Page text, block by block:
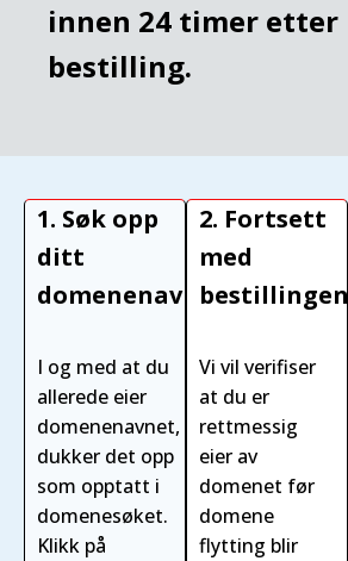
innen 24 timer etter
bestilling.
1. Søk opp
ditt
domenenavn
I og med at du
allerede eier
domenenavnet,
dukker det opp
som opptatt i
domenesøket.
Klikk på
2. Fortsett
med
bestillingen
Vi vil verifiser
at du er
rettmessig
eier av
domenet før
domene
flytting blir